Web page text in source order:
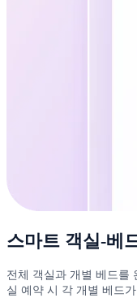
스마트 객실-베
전체 객실과 개별 베드를
실 예약 시 각 개별 베드